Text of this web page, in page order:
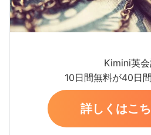
Kimini英
10日間無料が40日
詳しくはこ